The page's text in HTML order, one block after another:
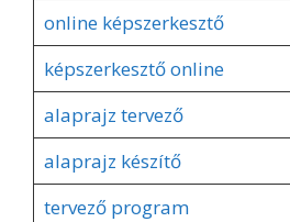
online képszerkesztő
képszerkesztő online
alaprajz tervező
alaprajz készítő
tervező program